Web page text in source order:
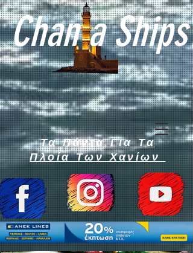
Chan a Ships
Τα Πάντα Για Τα
Πλοία Των Χανίων